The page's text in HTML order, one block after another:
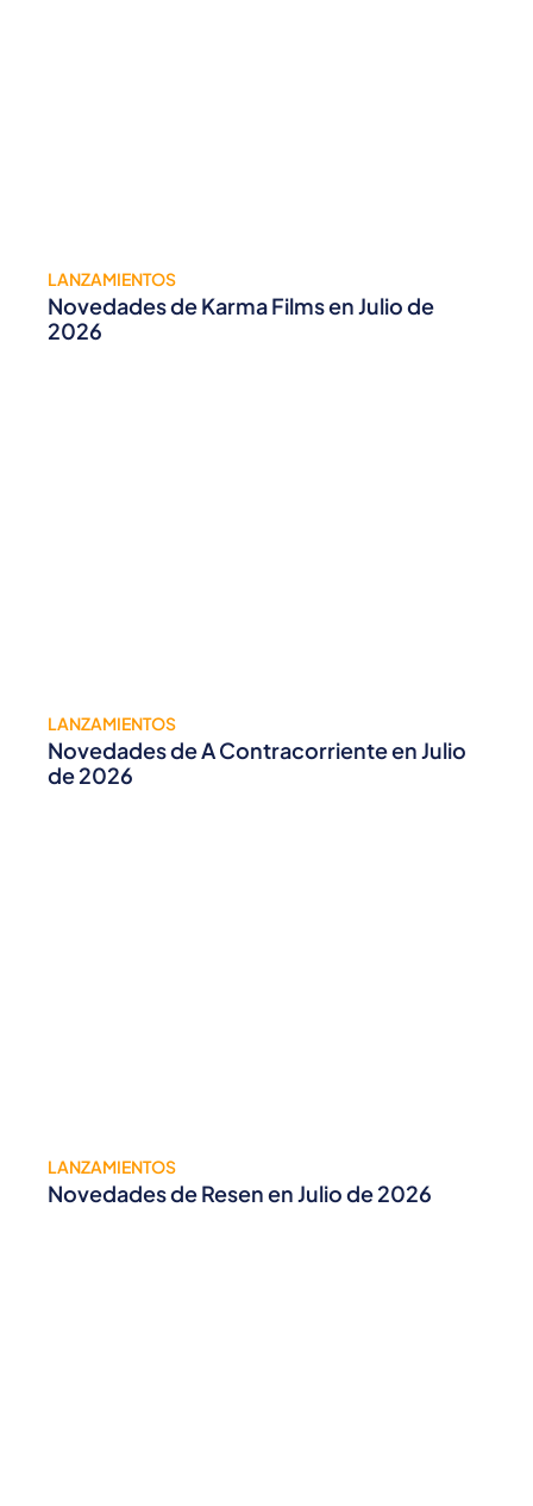
LANZAMIENTOS
Novedades de Karma Films en Julio de
2026
LANZAMIENTOS
Novedades de A Contracorriente en Julio
de 2026
LANZAMIENTOS
Novedades de Resen en Julio de 2026